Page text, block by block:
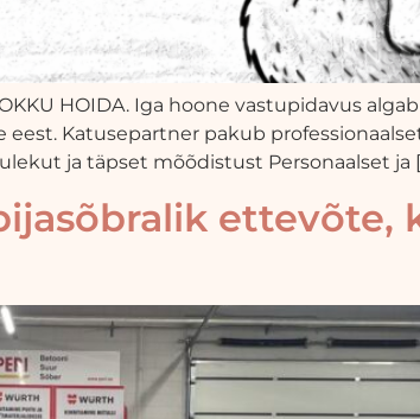
HOIDA. Iga hoone vastupidavus
Katusepartner pakub
ja täpset mõõdistust Personaalset ja
ettevõte,